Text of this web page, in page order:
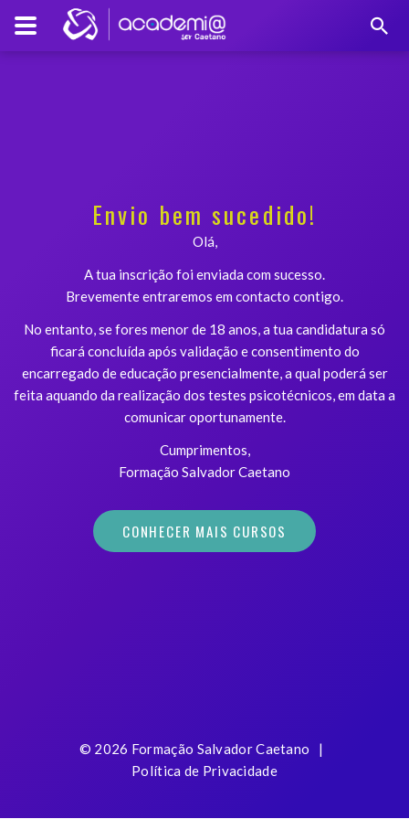
Envio bem sucedido!
Olá,
A tua inscrição foi enviada com sucesso.
Brevemente entraremos em contacto contigo.
No entanto, se fores menor de 18 anos, a tua candidatura só
ficará concluída após validação e consentimento do
encarregado de educação presencialmente, a qual poderá ser
feita aquando da realização dos testes psicotécnicos, em data a
comunicar oportunamente.
Cumprimentos,
Formação Salvador Caetano
CONHECER MAIS CURSOS
© 2026 Formação Salvador Caetano |
Política de Privacidade